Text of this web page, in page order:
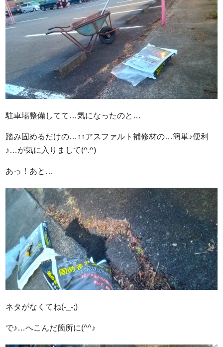
駐車場整備してて…気になったのと…
踏み固めるだけの…↑↑アスファルト補修材の…簡単♪便利
♪…が気に入りまして(^.^)
あっ！あと…
ネタがなくてね(-_-;)
で♪…へこんだ箇所に(^^♪